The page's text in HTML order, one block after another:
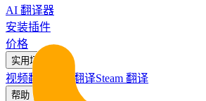
AI 翻译器
安装插件
价格
实用场景
视频翻译 会议翻译Steam 翻译
帮助